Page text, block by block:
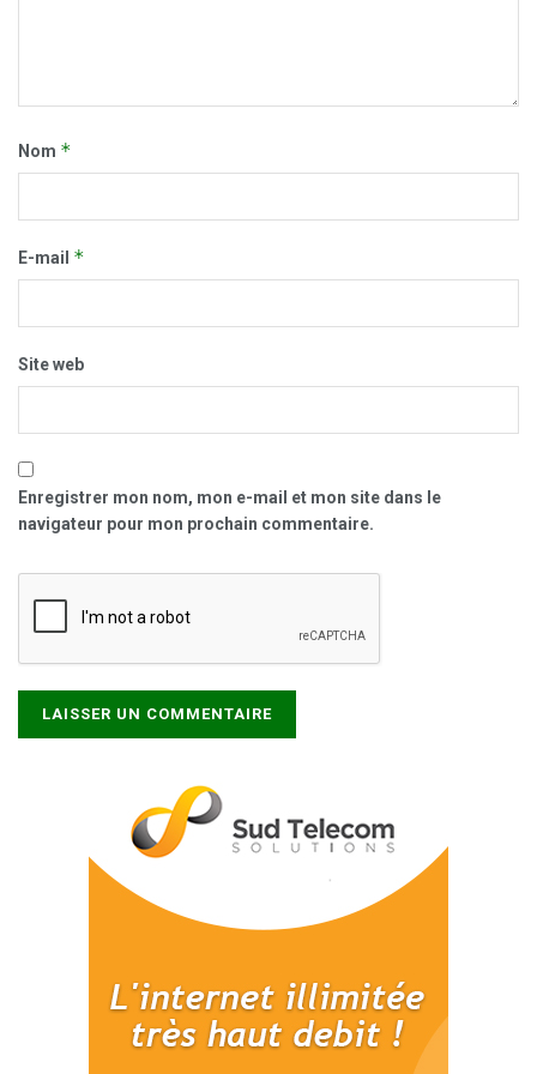
Nom *
E-mail *
Site web
Enregistrer mon nom, mon e-mail et mon site dans le
navigateur pour mon prochain commentaire.